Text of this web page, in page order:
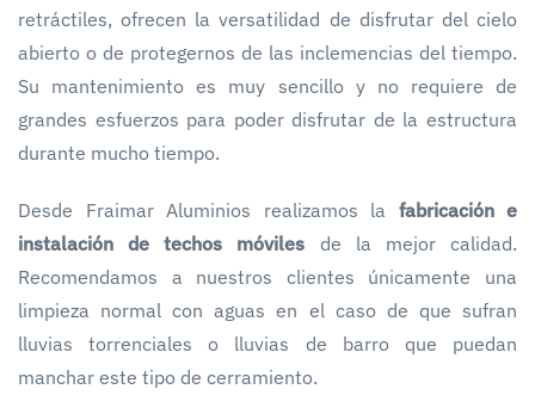
retráctiles, ofrecen la versatilidad de disfrutar del cielo
abierto o de protegernos de las inclemencias del tiempo.
Su mantenimiento es muy sencillo y no requiere de
grandes esfuerzos para poder disfrutar de la estructura
durante mucho tiempo.
Desde Fraimar Aluminios realizamos la fabricación e
instalación de techos móviles de la mejor calidad.
Recomendamos a nuestros clientes únicamente una
limpieza normal con aguas en el caso de que sufran
lluvias torrenciales o lluvias de barro que puedan
manchar este tipo de cerramiento.